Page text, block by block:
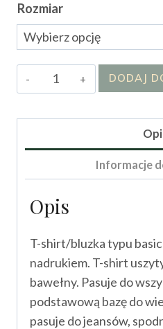
Rozmiar
ilość
T-
DODAJ
Informacje
Opis
T-shirt/bluzka typu
nadrukiem. T-shirt
bawełny. Pasuje do
podstawową bazę do
pasuje do jeansów,